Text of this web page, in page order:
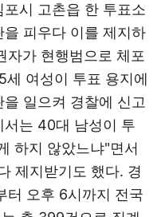
시 고촌읍 한 투표소
피우다 이를 제지하
자가 현행범으로 체포
세 여성이 투표 용지에
일으켜 경찰에 신고
서는 40대 남성이 투
하지 않았느냐"면서
제지받기도 했다. 경
터 오후 6시까지 전국